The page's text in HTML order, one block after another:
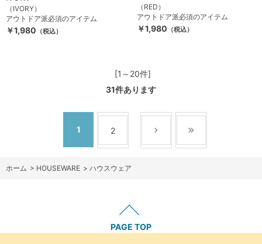
（IVORY）
アウトドア派必須のアイテム
￥1,980 （税込）
（RED）
アウトドア派必須のアイテム
￥1,980 （税込）
[1～20件]
31件あります
1 2
ホーム > HOUSEWARE > ハウスウェア
PAGE TOP